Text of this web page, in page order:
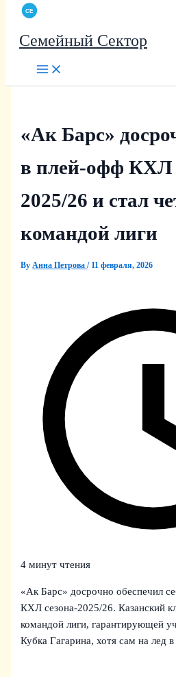
Семейный Сектор
«Ак Барс»
в плей‑офф КХЛ
2025/26 и стал
командой лиги
ByАнна Петрова/ 11 февраля, 2026
4 минут чтения
«Ак Барс» досрочно обеспечил
КХЛ сезона‑2025/26. Казанский
командой лиги, гарантирующей
Кубка Гагарина, хотя сам на лед